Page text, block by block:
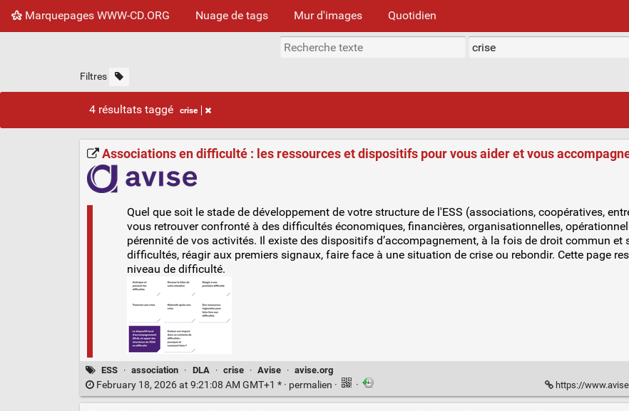
Marquepages WWW-CD.ORG Nuage de tags Mur d'images Quotidien
Filtres
4 résultats taggé crise
Associations en difficulté : les ressources et dispositifs pour vous aider et vous
Quel que soit le stade de développement de votre structure de l'ESS (associations, coopératives,
vous retrouver confronté à des difficultés économiques, financières, organisationnelles,
pérennité de vos activités. Il existe des dispositifs d’accompagnement, à la fois de droit commun et
difficultés, réagir aux premiers signaux, faire face à une situation de crise ou rebondir. Cette page
niveau de difficulté.
ESS · association · DLA · crise · Avise · avise.org
February 18, 2026 at 9:21:08 AM GMT+1 * · permalien · · https://